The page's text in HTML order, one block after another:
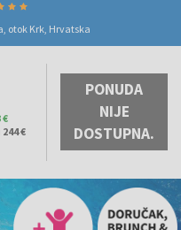
otok Krk, Hrvatska
€
244 €
PONUDA
NIJE
DOSTUPNA.